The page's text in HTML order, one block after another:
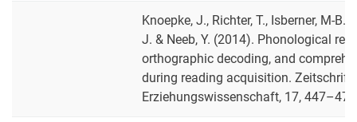
Knoepke, J., Richter, T., Isberner, M-B.,
J. & Neeb, Y. (2014). Phonological
orthographic decoding, and
during reading acquisition. Zeitschrift
Erziehungswissenschaft, 17,